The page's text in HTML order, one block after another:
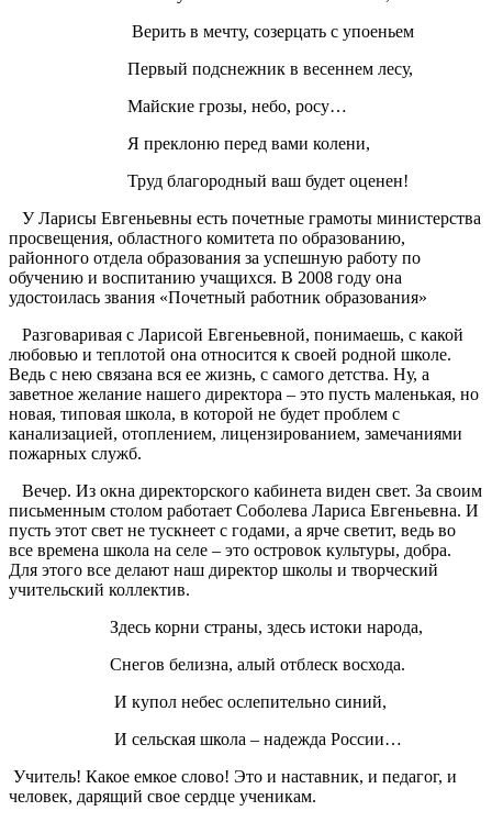
Верить в мечту, созерцать с упоеньем
Первый подснежник в весеннем лесу,
Майские грозы, небо, росу…
Я преклоню перед вами колени,
Труд благородный ваш будет оценен!
У Ларисы Евгеньевны есть почетные грамоты министерства
просвещения, областного комитета по образованию,
районного отдела образования за успешную работу по
обучению и воспитанию учащихся. В 2008 году она
удостоилась звания «Почетный работник образования»
Разговаривая с Ларисой Евгеньевной, понимаешь, с какой
любовью и теплотой она относится к своей родной школе.
Ведь с нею связана вся ее жизнь, с самого детства. Ну, а
заветное желание нашего директора – это пусть маленькая, но
новая, типовая школа, в которой не будет проблем с
канализацией, отоплением, лицензированием, замечаниями
пожарных служб.
Вечер. Из окна директорского кабинета виден свет. За своим
письменным столом работает Соболева Лариса Евгеньевна. И
пусть этот свет не тускнеет с годами, а ярче светит, ведь во
все времена школа на селе – это островок культуры, добра.
Для этого все делают наш директор школы и творческий
учительский коллектив.
Здесь корни страны, здесь истоки народа,
Снегов белизна, алый отблеск восхода.
И купол небес ослепительно синий,
И сельская школа – надежда России…
Учитель! Какое емкое слово! Это и наставник, и педагог, и
человек, дарящий свое сердце ученикам.